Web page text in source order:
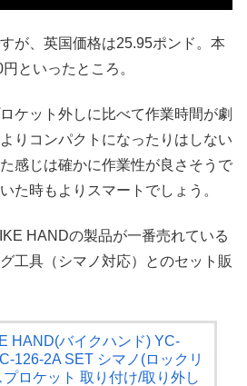
が、英国価格は25.95ポンド。本
といったところ。
ケット外しに比べて作業時間が劇
りコンパクトになったりはしない
感じは確かに作業性が良さそうで
た時もよりスマートでしょう。
HANDの製品が一番売れている
工具（シマノ対応）とのセット販
HAND(バイクハンド) YC-
126-2A SET シマノ(ロックリ
プロケット 取り付け/取り外し